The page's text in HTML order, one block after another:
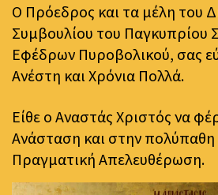
Ο Πρόεδρος και τα μέλη του
Συμβουλίου του Παγκυπρίου
Εφέδρων Πυροβολικού, σας
Ανέστη και Χρόνια Πολλά.
Είθε ο Αναστάς Χριστός να
Ανάσταση και στην
Πραγματική Απελευθέρωση.